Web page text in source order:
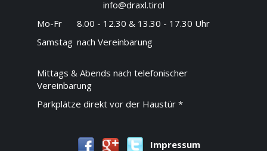
info@draxl.tirol
Mo-Fr
8.00 - 12.30 & 13.30 - 17.30 Uhr
Samstag nach Vereinbarung
Mittags & Abends nach telefonischer
Vereinbarung
Parkplätze direkt vor der Haustür *
Impressum